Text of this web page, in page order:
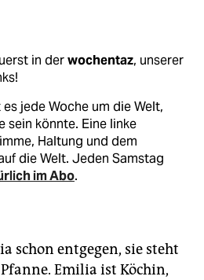
in derwochentaz, unserer
jede Woche um die Welt,
sein könnte. Eine linke
Haltung und dem
die Welt. Jeden Samstag
im Abo.
schon entgegen, sie steht
Emilia ist Köchin,